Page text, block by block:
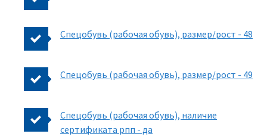
Спецобувь (рабочая обувь), размер/рост - 48
Спецобувь (рабочая обувь), размер/рост - 49
Спецобувь (рабочая обувь), наличие
сертификата рпп - да